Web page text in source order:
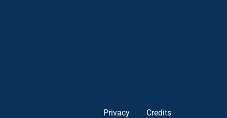
Privacy Credits